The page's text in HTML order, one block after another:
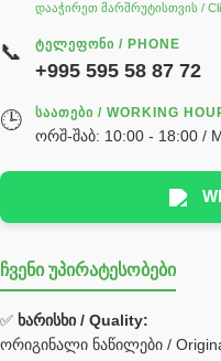
реек
სხადასხვა
Hyva
უჟანგავი ფოლადი
Bobcat ფილტრი
დააჭირეთ მარშრუტისთვის /
📞 ᲢᲔᲚᲔᲤᲝᲜᲘ / PHONE
+995 595 58 87 72
🕒 ᲡᲐᲐᲗᲔᲑᲘ / WORKING
ორშ-შაბ: 10:00 - 18:00 /
ჩვენი უპირატესობები
✅ ხარისხი / Quality:
ორიგინალი ნაწილები /